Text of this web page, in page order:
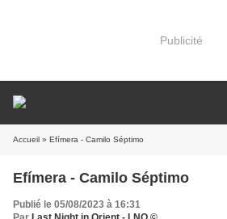
Publicité
Accueil » Efímera - Camilo Séptimo
Efímera - Camilo Séptimo
Publié le 05/08/2023 à 16:31